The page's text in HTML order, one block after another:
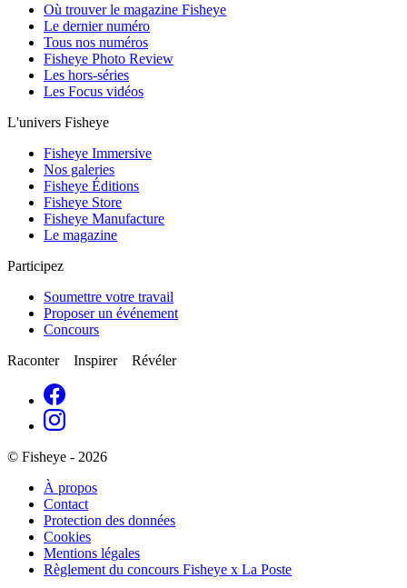
Où trouver le magazine Fisheye
Le dernier numéro
Tous nos numéros
Fisheye Photo Review
Les hors-séries
Les Focus vidéos
L'univers Fisheye
Fisheye Immersive
Nos galeries
Fisheye Éditions
Fisheye Store
Fisheye Manufacture
Le magazine
Participez
Soumettre votre travail
Proposer un événement
Concours
Raconter Inspirer Révéler
© Fisheye - 2026
À propos
Contact
Protection des données
Cookies
Mentions légales
Règlement du concours Fisheye x La Poste